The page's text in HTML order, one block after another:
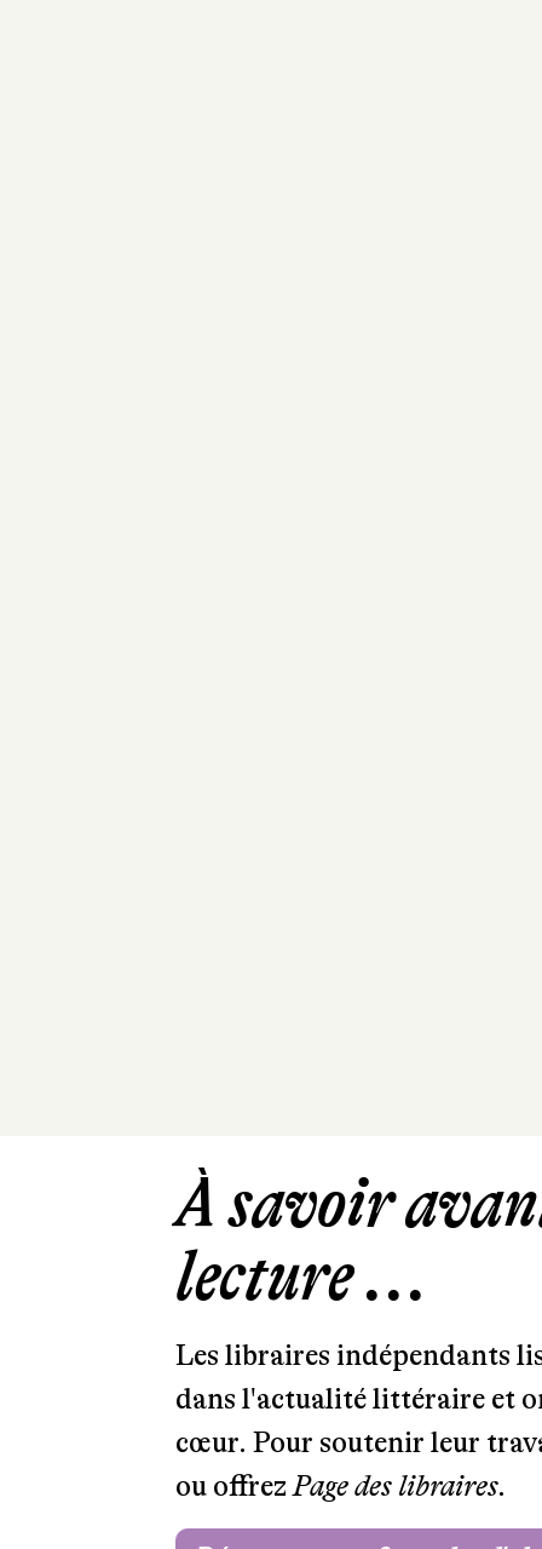
À savoir
lecture ...
Les libraires indépendants
dans l'actualité littéraire et
cœur. Pour soutenir leur
ou offrezPage des libraires.